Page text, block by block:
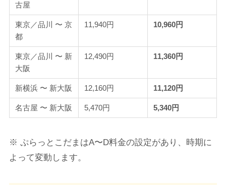
古屋
東京／品川 〜 京
都
11,940円 10,960円
東京／品川 〜 新
大阪
12,490円 11,360円
新横浜 〜 新大阪 12,160円 11,120円
名古屋 〜 新大阪 5,470円 5,340円
※ ぷらっとこだまはA〜D料金の設定があり、時期に
よって変動します。